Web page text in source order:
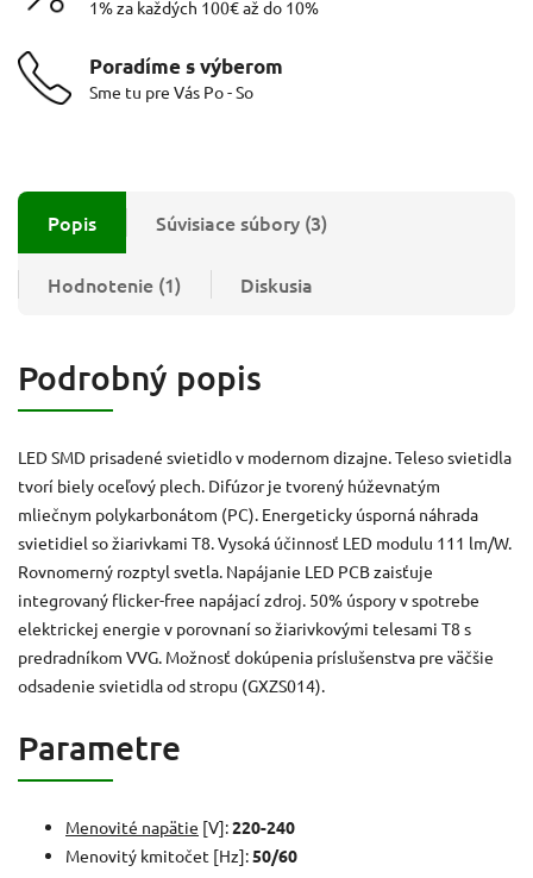
1% za každých 100€ až do 10%
Poradíme s výberom
Sme tu pre Vás Po - So
Popis Súvisiace súbory (3)
Hodnotenie (1) Diskusia
Podrobný popis
LED SMD prisadené svietidlo v modernom dizajne. Teleso svietidla
tvorí biely oceľový plech. Difúzor je tvorený húževnatým
mliečnym polykarbonátom (PC). Energeticky úsporná náhrada
svietidiel so žiarivkami T8. Vysoká účinnosť LED modulu 111 lm/W.
Rovnomerný rozptyl svetla. Napájanie LED PCB zaisťuje
integrovaný flicker-free napájací zdroj. 50% úspory v spotrebe
elektrickej energie v porovnaní so žiarivkovými telesami T8 s
predradníkom VVG. Možnosť dokúpenia príslušenstva pre väčšie
odsadenie svietidla od stropu (GXZS014).
Parametre
Menovité napätie [V]:220-240
Menovitý kmitočet [Hz]: 50/60